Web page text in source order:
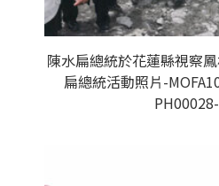
陳水扁總統於花蓮縣視察
扁總統活動照片-